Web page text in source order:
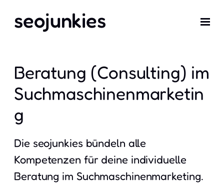
seojunkies
Beratung (Consulting) im
Suchmaschinenmarketin
g
Die seojunkies bündeln alle
Kompetenzen für deine individuelle
Beratung im Suchmaschinenmarketing.